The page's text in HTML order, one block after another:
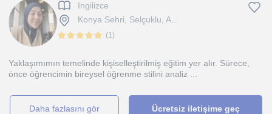
Ingilizce
Konya Sehri, Selçuklu, A...
(1)
Yaklaşımımın temelinde kişiselleştirilmiş eğitim yer alır. Sürece,
önce öğrencimin bireysel öğrenme stilini analiz ...
daha fazlasını gör Ücretsiz iletişime geç